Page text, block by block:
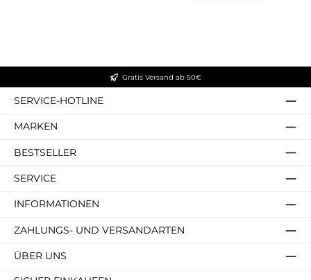
Gratis Versand ab 50€
SERVICE-HOTLINE
MARKEN
BESTSELLER
SERVICE
INFORMATIONEN
ZAHLUNGS- UND VERSANDARTEN
ÜBER UNS